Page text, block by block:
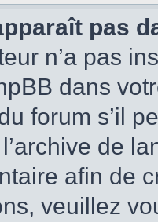
pas
n’a pas
dans
forum s’il
de
afin de
veuillez